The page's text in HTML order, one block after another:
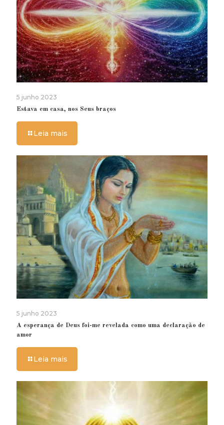
5 junho 2023
Estava em casa, nos Seus braços
Leia mais
5 junho 2023
A esperança de Deus foi-me revelada como uma declaração de
amor
Leia mais